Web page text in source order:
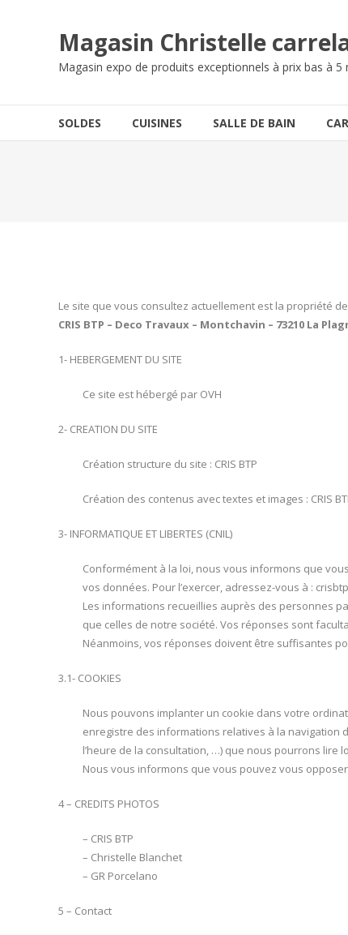
Magasin Christelle
Magasin expo de produits exceptionnels à prix bas à
SOLDES CUISINES SALLE DE BAIN
Le site que vous consultez actuellement est la propriété
CRIS BTP – Deco Travaux – Montchavin – 73210 La
1- HEBERGEMENT DU SITE
Ce site est hébergé par OVH
2- CREATION DU SITE
Création structure du site : CRIS BTP
Création des contenus avec textes et images : CRIS
3- INFORMATIQUE ET LIBERTES (CNIL)
Conformément à la loi, nous vous informons que
vos données. Pour l’exercer, adressez-vous à :
Les informations recueillies auprès des personnes
que celles de notre société. Vos réponses sont
Néanmoins, vos réponses doivent être suffisantes
3.1- COOKIES
Nous pouvons implanter un cookie dans votre
enregistre des informations relatives à la navigation
l’heure de la consultation, …) que nous pourrons lire
Nous vous informons que vous pouvez vous
4 – CREDITS PHOTOS
– CRIS BTP
– Christelle Blanchet
– GR Porcelano
5 – Contact